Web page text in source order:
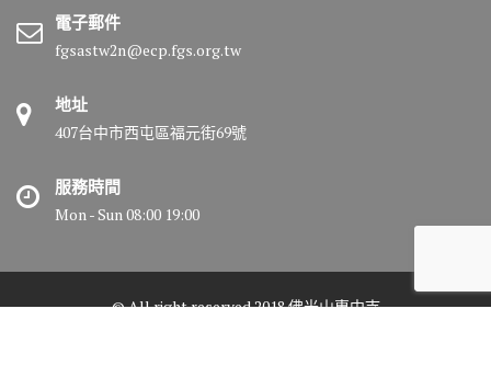
電子郵件
fgsastw2n@ecp.fgs.org.tw
地址
407台中市西屯區福元街69號
服務時間
Mon - Sun 08:00 19:00
© All right reserved 2018 佛光山惠中寺